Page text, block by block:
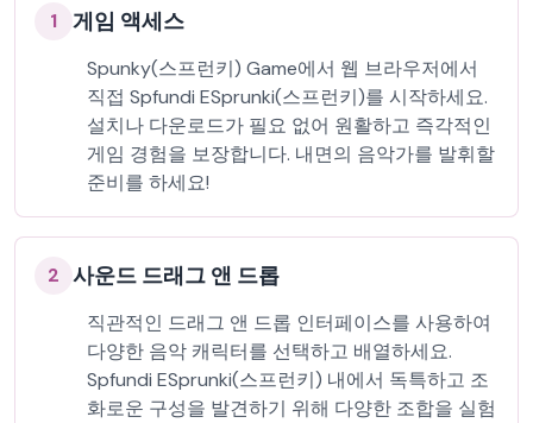
1 게임 액세스
Spunky(스프런키) Game에서 웹 브라우저에서
직접 Spfundi ESprunki(스프런키)를 시작하세요.
설치나 다운로드가 필요 없어 원활하고 즉각적인
게임 경험을 보장합니다. 내면의 음악가를 발휘할
준비를 하세요!
2 사운드 드래그 앤 드롭
직관적인 드래그 앤 드롭 인터페이스를 사용하여
다양한 음악 캐릭터를 선택하고 배열하세요.
Spfundi ESprunki(스프런키) 내에서 독특하고 조
화로운 구성을 발견하기 위해 다양한 조합을 실험